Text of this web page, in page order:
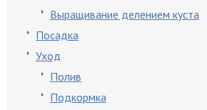
Выращивание делением куста
Посадка
Уход
Полив
Подкормка